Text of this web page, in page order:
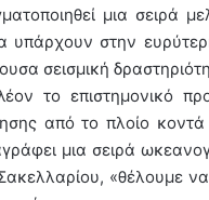
μια σειρά
υπάρχουν στην
σεισμική
το επιστημονικό
από το πλοίο
μια σειρά
«θέλουμε